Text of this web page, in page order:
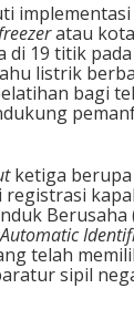
atau
di 19 titik pada
listrik
bagi
ketiga
registrasi
Berusaha
Automatic
telah
sipil